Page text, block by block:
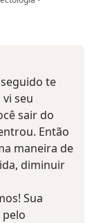
te
seu
sair do
Então
maneira de
diminuir
Sua